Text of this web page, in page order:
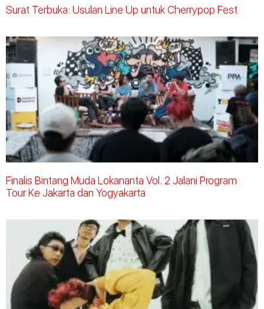
Surat Terbuka: Usulan Line Up untuk Cherrypop Fest
Finalis Bintang Muda Lokananta Vol. 2 Jalani Program
Tour Ke Jakarta dan Yogyakarta